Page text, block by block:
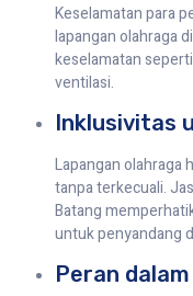
Keselamatan para
lapangan olahraga
keselamatan
ventilasi.
Inklusivitas
Lapangan olahraga
tanpa terkecuali.
Batang
untuk penyandang
Peran